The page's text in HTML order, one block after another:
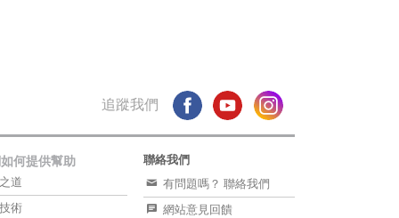
追蹤我們
何提供幫助
道
術
聯絡我們
有問題嗎？ 聯絡我們
網站意見回饋